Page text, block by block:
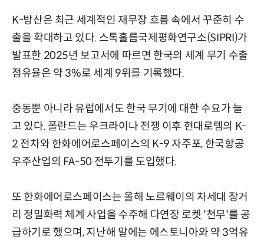
K-방산은 최근 세계적인 재무장 흐름 속에서 꾸준히 수
출을 확대하고 있다. 스톡홀름국제평화연구소(SIPRI)가
발표한 2025년 보고서에 따르면 한국의 세계 무기 수출
점유율은 약 3%로 세계 9위를 기록했다.
중동뿐 아니라 유럽에서도 한국 무기에 대한 수요가 늘
고 있다. 폴란드는 우크라이나 전쟁 이후 현대로템의 K-
2 전차와 한화에어로스페이스의 K-9 자주포, 한국항공
우주산업의 FA-50 전투기를 도입했다.
또 한화에어로스페이스는 올해 노르웨이의 차세대 장거
리 정밀화력 체계 사업을 수주해 다연장 로켓 '천무'를 공
급하기로 했으며, 지난해 말에는 에스토니아와 약 3억유